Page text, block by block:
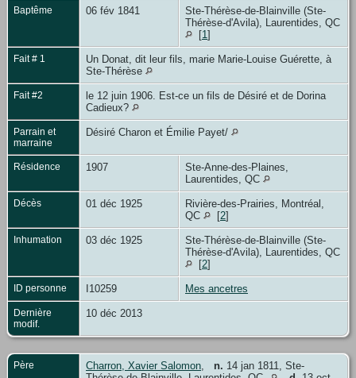
Baptême 06 fév 1841
Ste-Thérèse-de-Blainville (Ste-
Thérèse-d'Avila), Laurentides, QC
[1]
Fait # 1
Un Donat, dit leur fils, marie Marie-Louise Guérette, à
Ste-Thérèse
Fait #2
le 12 juin 1906. Est-ce un fils de Désiré et de Dorina
Cadieux?
Parrain et
marraine
Désiré Charon et Émilie Payet/
Résidence 1907
Ste-Anne-des-Plaines,
Laurentides, QC
Décès 01 déc 1925
Rivière-des-Prairies, Montréal,
QC
[2]
Inhumation 03 déc 1925
Ste-Thérèse-de-Blainville (Ste-
Thérèse-d'Avila), Laurentides, QC
[2]
ID personne I10259 Mes ancetres
Dernière
modif.
10 déc 2013
Père Charron, Xavier Salomon n. 14 jan 1811, Ste-